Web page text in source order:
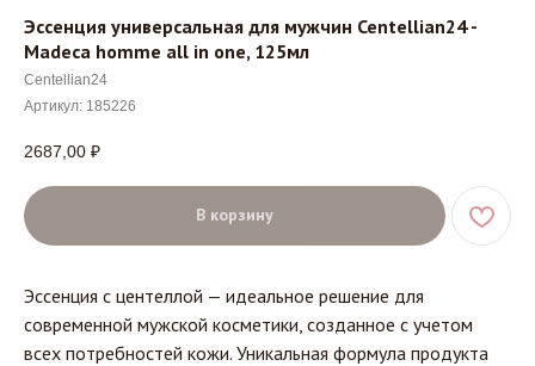
Эссенция универсальная для мужчин Centellian24 -
Madeca homme all in one, 125мл
Centellian24
Артикул: 185226
2687,00 ₽
В корзину
Эссенция с центеллой — идеальное решение для
современной мужской косметики, созданное с учетом
всех потребностей кожи. Уникальная формула продукта